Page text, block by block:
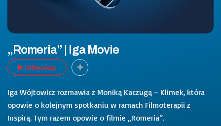
„Romeria” | Iga Movie
Odtwarzaj
Iga Wójtowicz rozmawia z Moniką Kaczugą – Klimek, która
opowie o kolejnym spotkaniu w ramach Filmoterapii z
Inspirą. Tym razem opowie o filmie „Romeria”.